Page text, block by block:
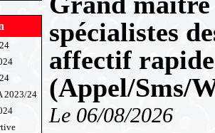
2023/24
spécialistes
affectif
(Appel/Sms/
Le 06/08/2026